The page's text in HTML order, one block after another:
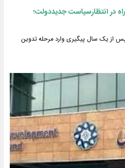
در انتظارسیاست جدیددولت؛
از یک سال پیگیری وارد مرحله تدوین